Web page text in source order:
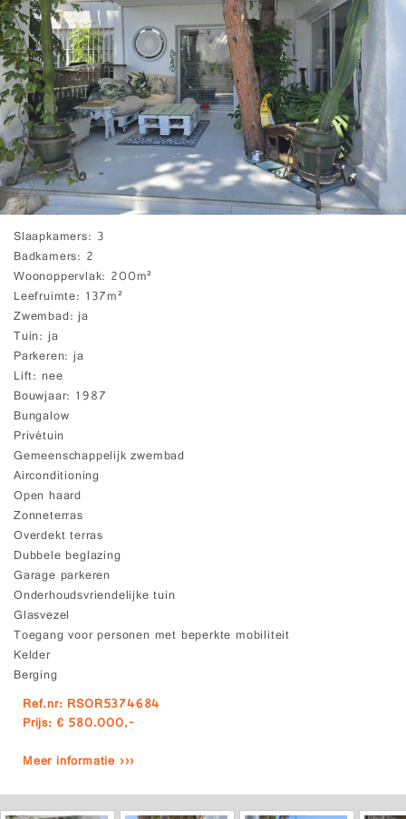
Slaapkamers 3
Badkamers 2
Woonoppervlak 200m²
Leefruimte 137m²
Zwembad ja
Tuin ja
Parkeren ja
Lift nee
Bouwjaar 1987
Bungalow
Privétuin
Gemeenschappelijk zwembad
Airconditioning
Open haard
Zonneterras
Overdekt terras
Dubbele beglazing
Garage parkeren
Onderhoudsvriendelijke tuin
Glasvezel
Toegang voor personen met beperkte mobiliteit
Kelder
Berging
Ref.nr: RSOR5374684
Prijs: € 580.000,-
Meer informatie ›››